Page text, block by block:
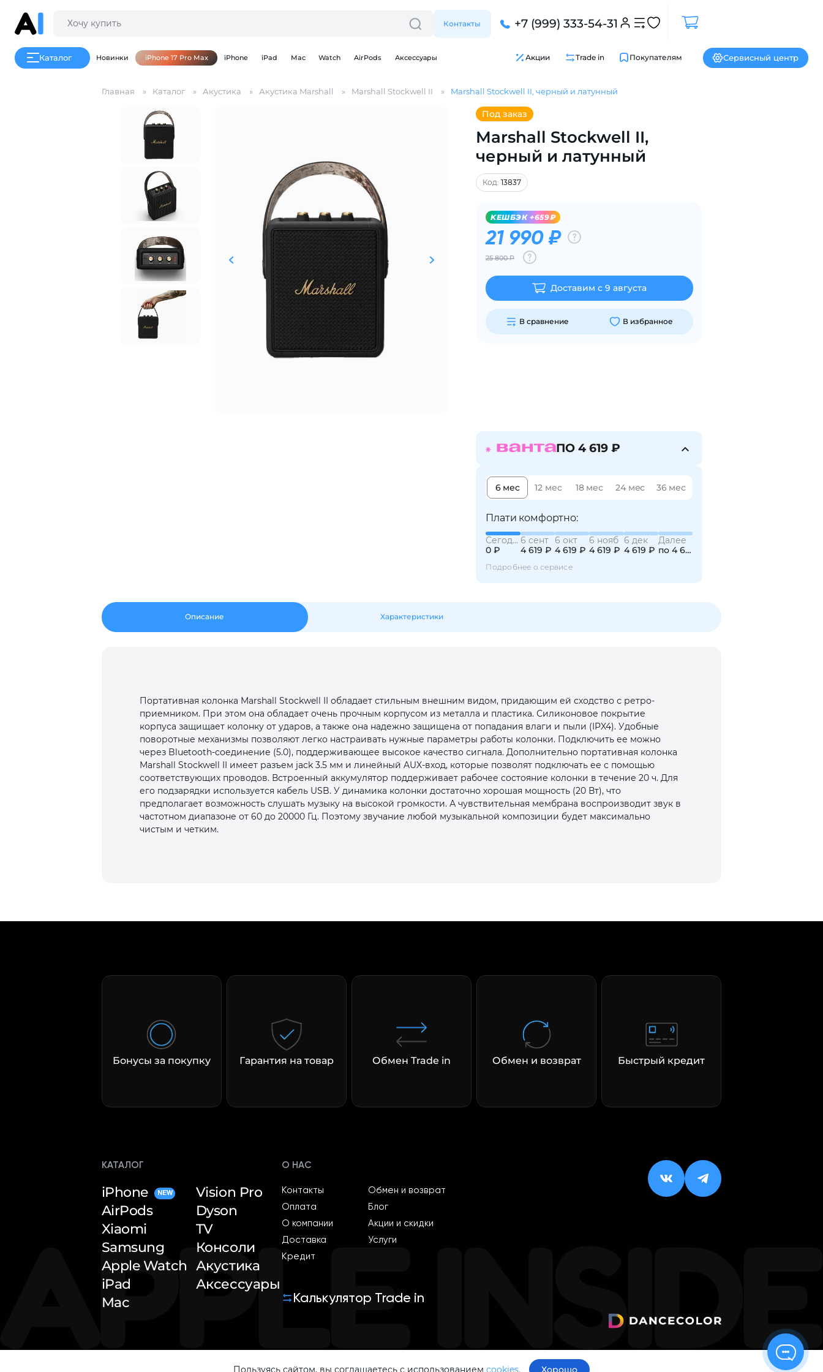
Контакты +7 (999) 333-54-31
Каталог Новинки iPhone 17 Pro Max iPhone iPad Mac Watch AirPods Аксессуары Акции Trade in Покупателям Сервисный центр
Главная Каталог Акустика Акустика Marshall Marshall Stockwell II Marshall Stockwell II, черный и латунный
Под заказ
Marshall Stockwell II,
черный и латунный
Код:13837
KЕШБЭК +659₽
21 990 ₽
25 800 Р
Доставим с 9 августа
В сравнение В избранное
ПО 4 619 ₽
6 мес 12 мес 18 мес 24 мес 36 мес
Плати комфортно:
Сегодня
0 ₽
6 сент
4 619 ₽
6 окт
4 619 ₽
6 нояб
4 619 ₽
6 дек
4 619 ₽
Далее
по 4 619 ₽
Подробнее о сервисе
Описание Характеристики
Портативная колонка Marshall Stockwell II обладает стильным внешним видом, придающим ей сходство с ретро-
приемником. При этом она обладает очень прочным корпусом из металла и пластика. Силиконовое покрытие
корпуса защищает колонку от ударов, а также она надежно защищена от попадания влаги и пыли (IPX4). Удобные
поворотные механизмы позволяют легко настраивать нужные параметры работы колонки. Подключить ее можно
через Bluetooth-соединение (5.0), поддерживающее высокое качество сигнала. Дополнительно портативная колонка
Marshall Stockwell II имеет разъем jack 3.5 мм и линейный AUX-вход, которые позволят подключать ее с помощью
соответствующих проводов. Встроенный аккумулятор поддерживает рабочее состояние колонки в течение 20 ч. Для
его подзарядки используется кабель USB. У динамика колонки достаточно хорошая мощность (20 Вт), что
предполагает возможность слушать музыку на высокой громкости. А чувствительная мембрана воспроизводит звук в
частотном диапазоне от 60 до 20000 Гц. Поэтому звучание любой музыкальной композиции будет максимально
чистым и четким.
Бонусы за покупку Гарантия на товар Обмен Trade in Обмен и возврат Быстрый кредит
КАТАЛОГ
iPhone NEW
AirPods
Xiaomi
Samsung
Apple Watch
iPad
Mac
Vision Pro
Dyson
TV
Консоли
Акустика
Аксессуары
О НАС
Контакты
Оплата
О компании
Доставка
Кредит
Обмен и возврат
Блог
Акции и скидки
Услуги
Калькулятор Trade in
© 2026 — Apple Inside. All rights reserved. Политика конфиденциальностиОферта
Пользуясь сайтом, вы соглашаетесь с использованием cookies. Хорошо
Для клиентов всех банков
Разбейте оплату
на частибез переплат
График платежей
Сегодня
25%
каждые 2 недели
Подробнее
25
раз в 2
недели Остались вопросы?
8 800 302-02-51
plait.ru